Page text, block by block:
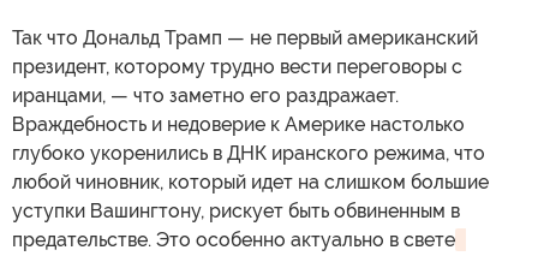
Так что Дональд Трамп — не первый американский
президент, которому трудно вести переговоры с
иранцами, — что заметно его раздражает.
Враждебность и недоверие к Америке настолько
глубоко укоренились в ДНК иранского режима, что
любой чиновник, который идет на слишком большие
уступки Вашингтону, рискует быть обвиненным в
предательстве. Это особенно актуально в свете